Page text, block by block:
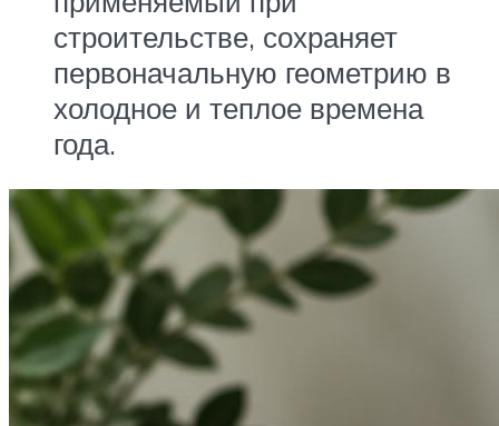
строительстве, сохраняет
первоначальную геометрию в
холодное и теплое времена
года.